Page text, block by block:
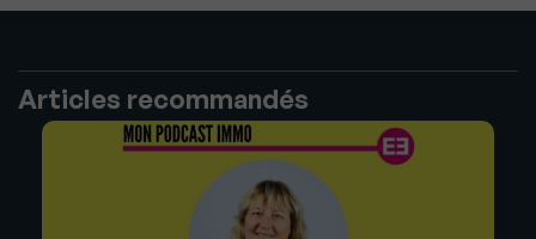
Articles recommandés